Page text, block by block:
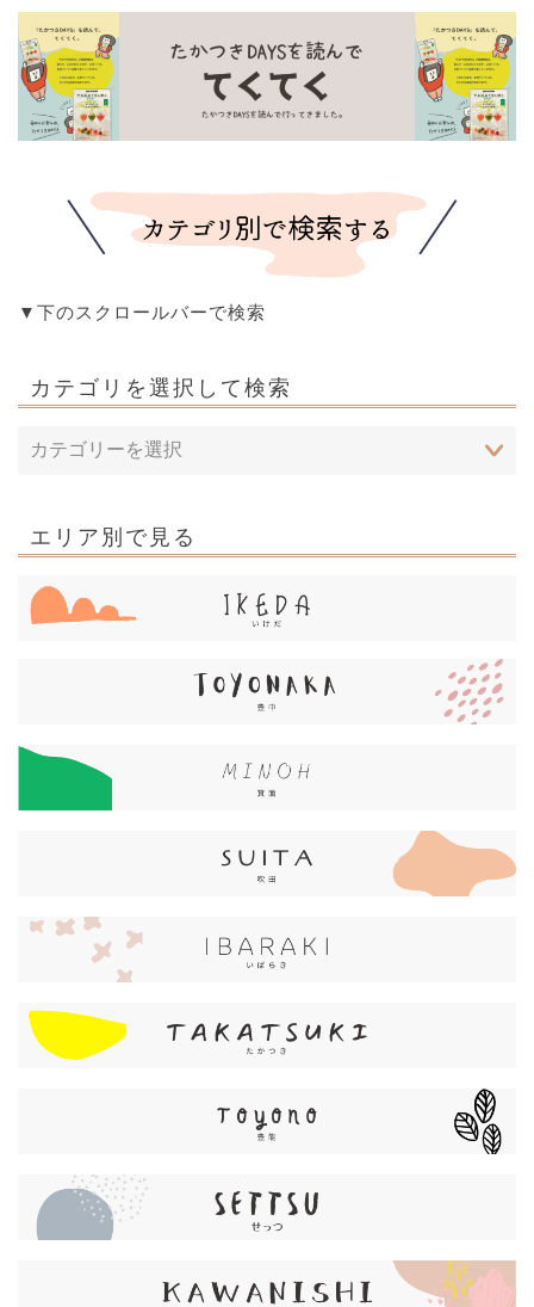
▼下のスクロールバーで検索
カテゴリを選択して検索
エリア別で見る